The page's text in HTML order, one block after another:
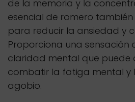
de la memoria y la
esencial de romero
para reducir la ansiedad y
Proporciona una sensación
claridad mental que puede
combatir la fatiga mental y
agobio.